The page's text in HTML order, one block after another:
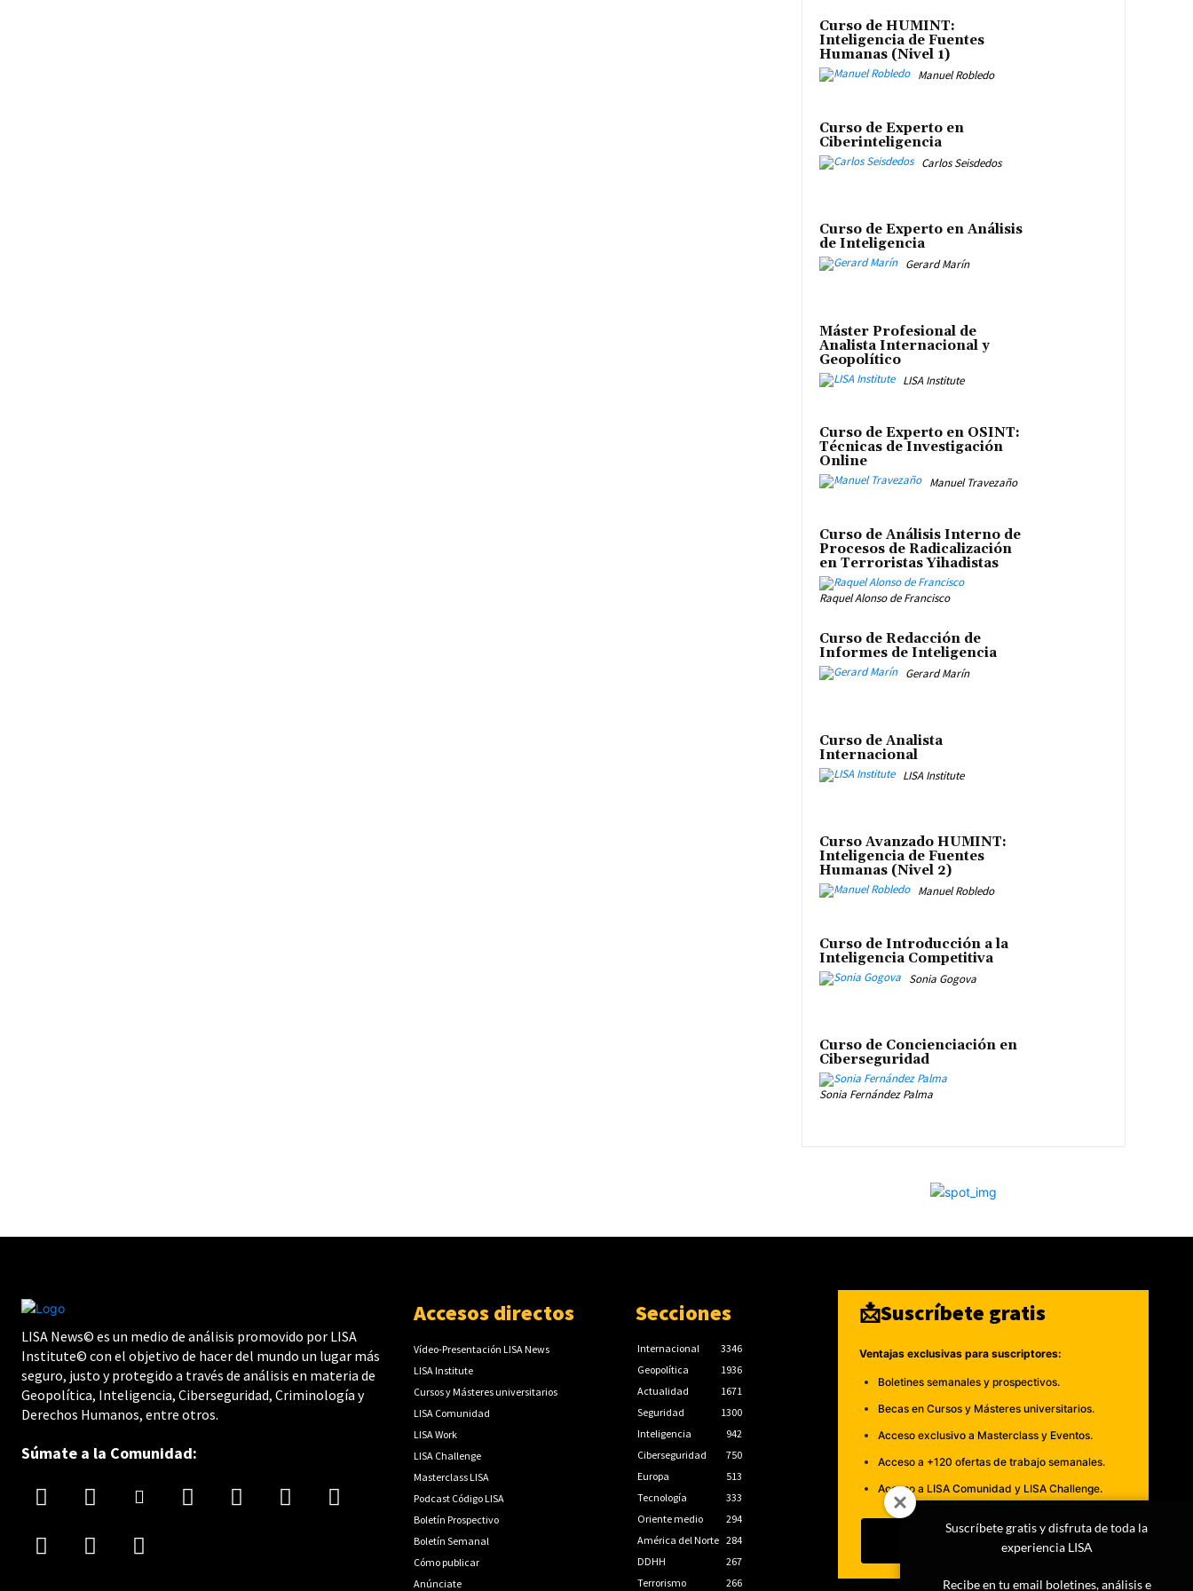
Curso de HUMINT:
Inteligencia de Fuentes
Humanas (Nivel 1)
Manuel Robledo
Curso de Experto en
Ciberinteligencia
Carlos Seisdedos
Curso de Experto en Análisis
de Inteligencia
Gerard Marín
Máster Profesional de
Analista Internacional y
Geopolítico
LISA Institute
Curso de Experto en OSINT:
Técnicas de Investigación
Online
Manuel Travezaño
Curso de Análisis Interno de
Procesos de Radicalización
en Terroristas Yihadistas
Raquel Alonso de Francisco
Curso de Redacción de
Informes de Inteligencia
Gerard Marín
Curso de Analista
Internacional
LISA Institute
Curso Avanzado HUMINT:
Inteligencia de Fuentes
Humanas (Nivel 2)
Manuel Robledo
Curso de Introducción a la
Inteligencia Competitiva
Sonia Gogova
Curso de Concienciación en
Ciberseguridad
Sonia Fernández Palma
LISA News© es un medio de análisis promovido por LISA
Institute© con el objetivo de hacer del mundo un lugar más
seguro, justo y protegido a través de análisis en materia de
Geopolítica, Inteligencia, Ciberseguridad, Criminología y
Derechos Humanos, entre otros.
Súmate a la Comunidad:
Accesos directos
Vídeo-Presentación LISA News
LISA Institute
Cursos y Másteres universitarios
LISA Comunidad
LISA Work
LISA Challenge
Masterclass LISA
Podcast Código LISA
Boletín Prospectivo
Boletín Semanal
Cómo publicar
Anúnciate
Secciones
Internacional
3346
Geopolítica
1936
Actualidad
1671
Seguridad
1300
Inteligencia
942
Ciberseguridad
750
Europa
513
Tecnología
333
Oriente medio
294
América del Norte 284
DDHH
267
Terrorismo
266
📩Suscríbete gratis
Ventajas exclusivas para suscriptores:
Boletines semanales y prospectivos.
Becas en Cursos y Másteres universitarios.
Acceso exclusivo a Masterclass y Eventos.
Acceso a +120 ofertas de trabajo semanales.
Acceso a LISA Comunidad y LISA Challenge.
Suscribirme
Suscríbete gratis y disfruta de toda la
experiencia LISA
Recibe en tu email boletines, análisis e